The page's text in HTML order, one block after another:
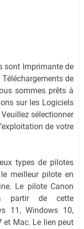
sont Imprimante de
de
sommes prêts à
sur les Logiciels
sélectionner
de votre
types de pilotes
meilleur pilote en
Le pilote Canon
partir de cette
11, Windows 10,
et Mac. Le lien peut